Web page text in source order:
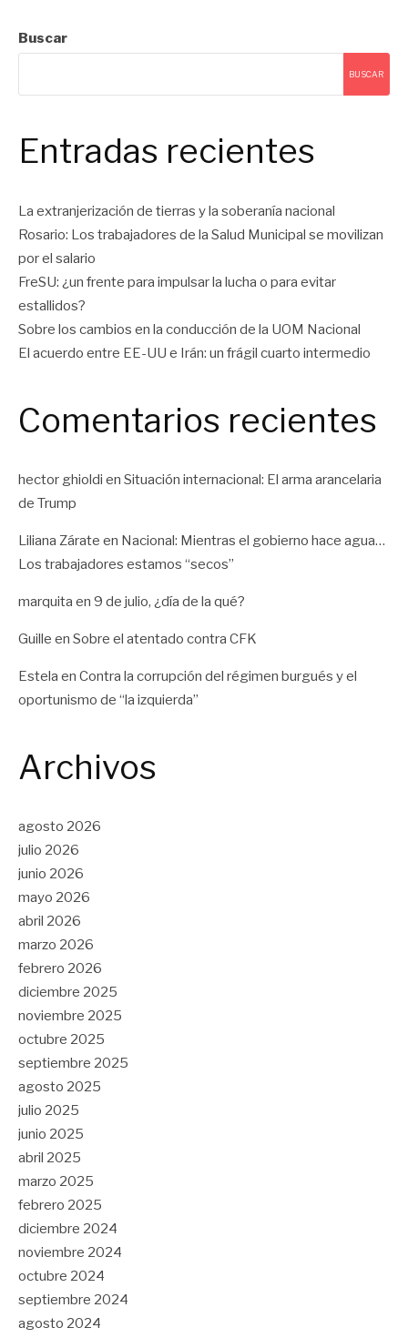
Buscar
BUSCAR
Entradas recientes
La extranjerización de tierras y la soberanía nacional
Rosario: Los trabajadores de la Salud Municipal se movilizan
por el salario
FreSU: ¿un frente para impulsar la lucha o para evitar
estallidos?
Sobre los cambios en la conducción de la UOM Nacional
El acuerdo entre EE-UU e Irán: un frágil cuarto intermedio
Comentarios recientes
hector ghioldi en Situación internacional: El arma arancelaria
de Trump
Liliana Zárate en Nacional: Mientras el gobierno hace agua…
Los trabajadores estamos “secos”
marquita en 9 de julio, ¿día de la qué?
Guille en Sobre el atentado contra CFK
Estela en Contra la corrupción del régimen burgués y el
oportunismo de “la izquierda”
Archivos
agosto 2026
julio 2026
junio 2026
mayo 2026
abril 2026
marzo 2026
febrero 2026
diciembre 2025
noviembre 2025
octubre 2025
septiembre 2025
agosto 2025
julio 2025
junio 2025
abril 2025
marzo 2025
febrero 2025
diciembre 2024
noviembre 2024
octubre 2024
septiembre 2024
agosto 2024